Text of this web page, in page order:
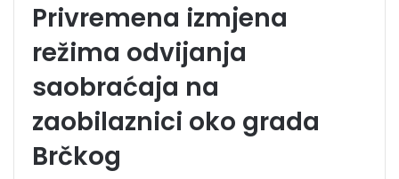
Privremena izmjena
režima odvijanja
saobraćaja na
zaobilaznici oko grada
Brčkog